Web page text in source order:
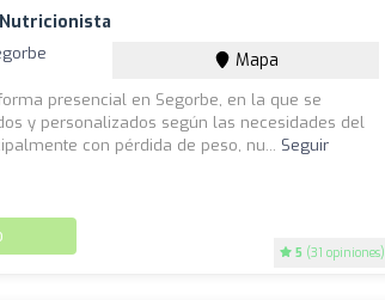
5 (31 opiniones)
Mapa
presencial en Segorbe, en la que se
y personalizados según las necesidades del
con pérdida de peso, nu... Seguir